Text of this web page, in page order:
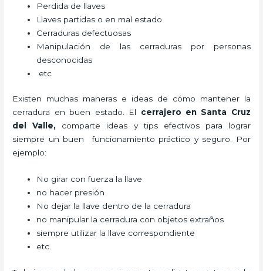
Perdida de llaves
Llaves partidas o en mal estado
Cerraduras defectuosas
Manipulación de las cerraduras por personas
desconocidas
etc
Existen muchas maneras e ideas de cómo mantener la
cerradura en buen estado. El cerrajero en Santa Cruz
del Valle, comparte ideas y tips efectivos para lograr
siempre un buen funcionamiento práctico y seguro. Por
ejemplo:
No girar con fuerza la llave
no hacer presión
No dejar la llave dentro de la cerradura
no manipular la cerradura con objetos extraños
siempre utilizar la llave correspondiente
etc.